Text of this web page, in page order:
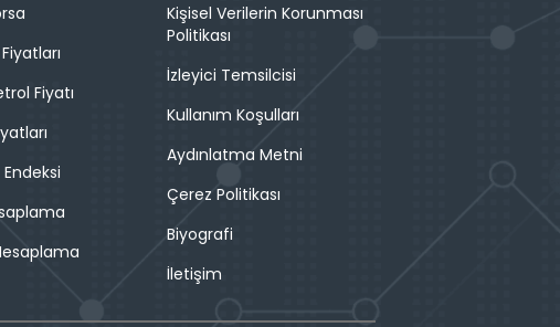
Fiyatı
Endeksi
Kişisel Verilerin Korunması
Politikası
İzleyici Temsilcisi
Kullanım Koşulları
Aydınlatma Metni
Çerez Politikası
Biyografi
İletişim